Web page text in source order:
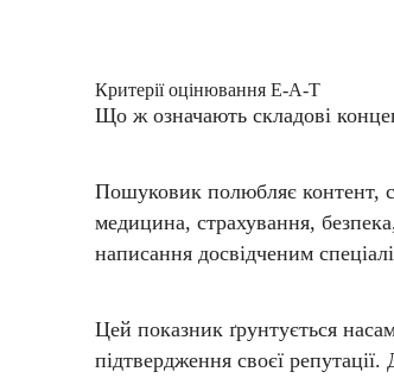
Критерії оцінювання E‑A-T
Що ж означають складові
Пошуковик полюбляє контент,
медицина, страхування,
написання досвідченим
Цей показник ґрунтується
підтвердження своєї